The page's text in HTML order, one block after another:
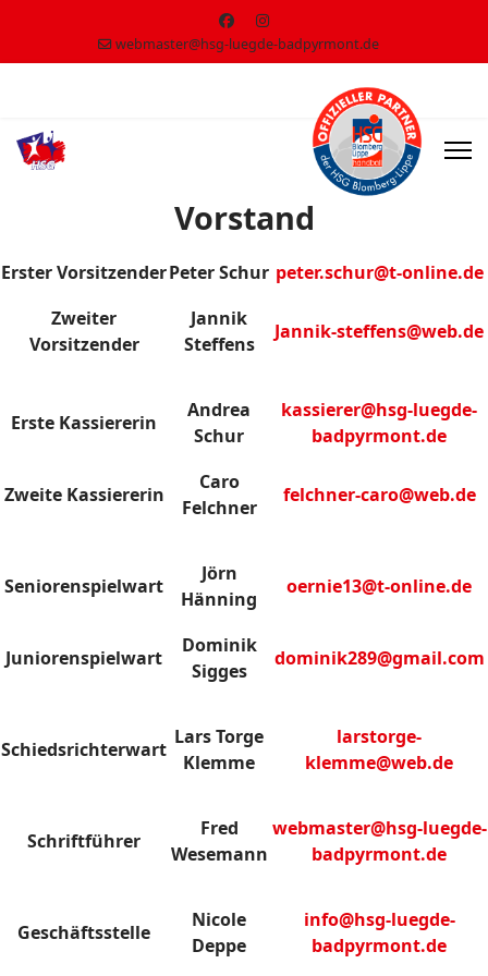
webmaster@hsg-luegde-badpyrmont.de
Vorstand
Erster VorsitzenderPeter Schur peter.schur@t-online.de
Zweiter
Vorsitzender
Jannik
Steffens
Jannik-steffens@web.de
Erste Kassiererin
Andrea
Schur
kassierer@hsg-luegde-
badpyrmont.de
Zweite Kassiererin
Caro
Felchner
felchner-caro@web.de
Seniorenspielwart
Jörn
Hänning
oernie13@t-online.de
Juniorenspielwart
Dominik
Sigges
dominik289@gmail.com
Schiedsrichterwart
Lars Torge
Klemme
larstorge-
klemme@web.de
Schriftführer
Fred
Wesemann
webmaster@hsg-luegde-
badpyrmont.de
Geschäftsstelle
Nicole
Deppe
info@hsg-luegde-
badpyrmont.de